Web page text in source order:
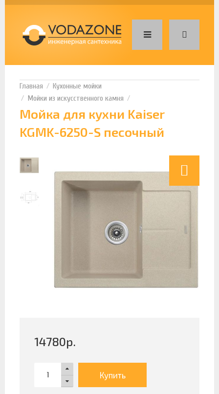
Кухонные мойки
Мойки из искусственного камня
Мойка для кухни Kaiser
KGMK-6250-S песочный
14780р.
Купить